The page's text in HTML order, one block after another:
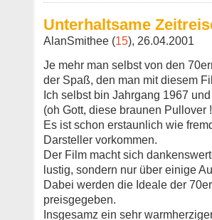
Unterhaltsame
AlanSmithee (15), 26.04.2001
Je mehr man selbst von den
der Spaß, den man mit diesem
Ich selbst bin Jahrgang 1967
(oh Gott, diese braunen Pullover
Es ist schon erstaunlich wie
Darsteller vorkommen.
Der Film macht sich
lustig, sondern nur über einige
Dabei werden die Ideale der
preisgegeben.
Insgesamz ein sehr